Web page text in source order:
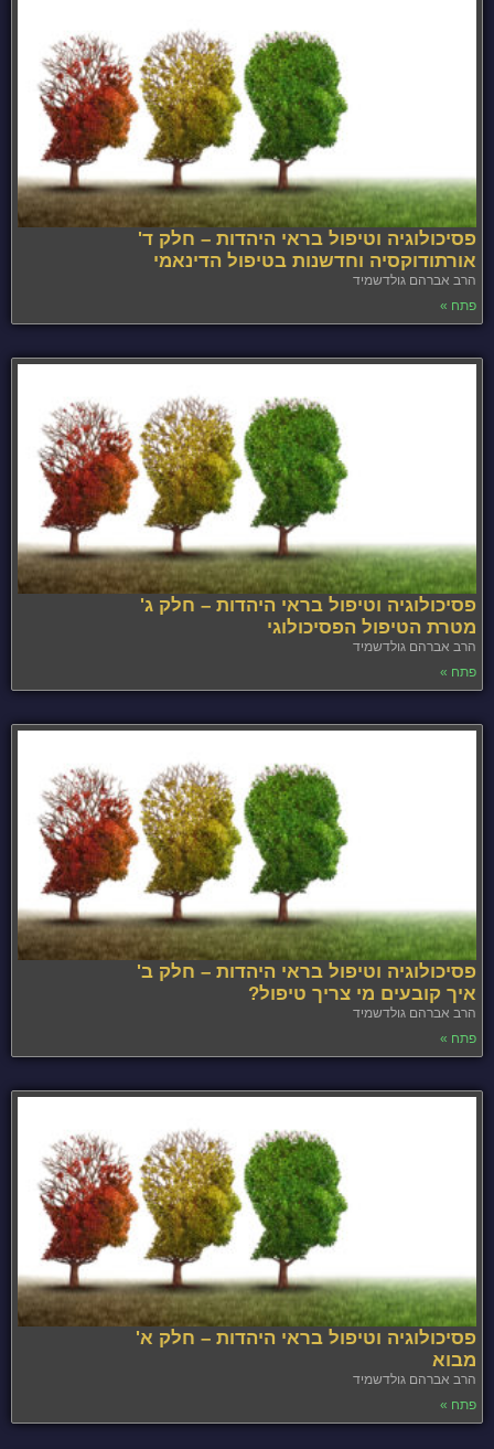
פסיכולוגיה וטיפול בראי היהדות – חלק ד'
אורתודוקסיה וחדשנות בטיפול הדינאמי
הרב אברהם גולדשמיד
פתח »
פסיכולוגיה וטיפול בראי היהדות – חלק ג'
מטרת הטיפול הפסיכולוגי
הרב אברהם גולדשמיד
פתח »
פסיכולוגיה וטיפול בראי היהדות – חלק ב'
איך קובעים מי צריך טיפול?
הרב אברהם גולדשמיד
פתח »
פסיכולוגיה וטיפול בראי היהדות – חלק א'
מבוא
הרב אברהם גולדשמיד
פתח »